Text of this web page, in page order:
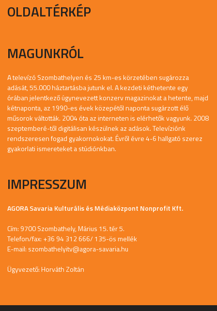
OLDALTÉRKÉP
MAGUNKRÓL
A televízó Szombathelyen és 25 km-es körzetében sugározza
adását, 55.000 háztartásba jutunk el. A kezdeti kéthetente egy
órában jelentkező úgynevezett konzerv magazinokat a hetente, majd
kétnaponta, az 1990-es évek közepétől naponta sugárzott élő
műsorok váltották. 2004 óta az interneten is elérhetők vagyunk. 2008
szeptemberé-től digitálisan készülnek az adások. Televíziónk
rendszeresen fogad gyakornokokat. Évről évre 4-6 hallgató szerez
gyakorlati ismereteket a stúdiónkban.
IMPRESSZUM
AGORA Savaria Kulturális és Médiaközpont Nonprofit Kft.
Cím: 9700 Szombathely, Márius 15. tér 5.
Telefon/fax: +36 94 312 666/ 135-ös mellék
E-mail: szombathelyitv@agora-savaria.hu
Ügyvezető: Horváth Zoltán